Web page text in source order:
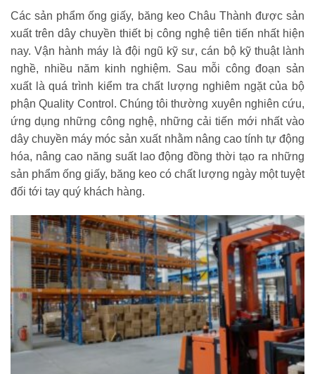
Các sản phẩm ống giấy, băng keo Châu Thành được sản
xuất trên dây chuyền thiết bị công nghệ tiên tiến nhất hiện
nay. Vận hành máy là đội ngũ kỹ sư, cán bộ kỹ thuật lành
nghề, nhiều năm kinh nghiệm. Sau mỗi công đoạn sản
xuất là quá trình kiểm tra chất lượng nghiêm ngặt của bộ
phận Quality Control. Chúng tôi thường xuyên nghiên cứu,
ứng dụng những công nghệ, những cải tiến mới nhất vào
dây chuyền máy móc sản xuất nhằm nâng cao tính tự động
hóa, nâng cao năng suất lao động đồng thời tạo ra những
sản phẩm ống giấy, băng keo có chất lượng ngày một tuyệt
đối tới tay quý khách hàng.